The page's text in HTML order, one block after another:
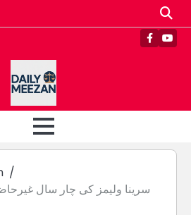
سرینا ولیمز کی چار سال